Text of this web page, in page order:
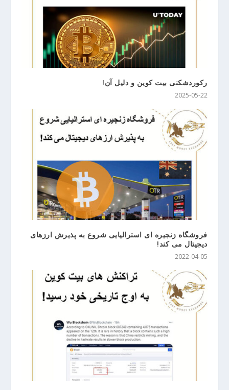
رکوردشکنی بیت کوین و دلیل آن!
2025-05-22
فروشگاه زنجیره ای استرالیایی شروع به پذیرش ارزهای
دیجیتال می کند!
2022-04-05